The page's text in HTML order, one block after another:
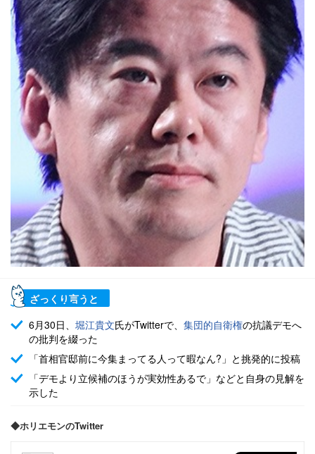
ざっくり言うと
6月30日、 堀江貴文氏がTwitterで、 集団的自衛権の抗議デモへ
の批判を綴った
「首相官邸前に今集まってる人って暇なん?」と挑発的に投稿
「デモより立候補のほうが実効性あるで」などと自身の見解を
示した
◆ホリエモンのTwitter